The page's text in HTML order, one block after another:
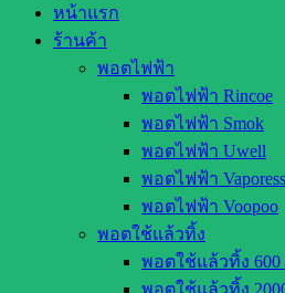
หน้าแรก
ร้านค้า
พอตไฟฟ้า
พอตไฟฟ้า Rincoe
พอตไฟฟ้า Smok
พอตไฟฟ้า Uwell
พอตไฟฟ้า
พอตไฟฟ้า Voopoo
พอตใช้แล้วทิ้ง
พอตใช้แล้วทิ้ง 600